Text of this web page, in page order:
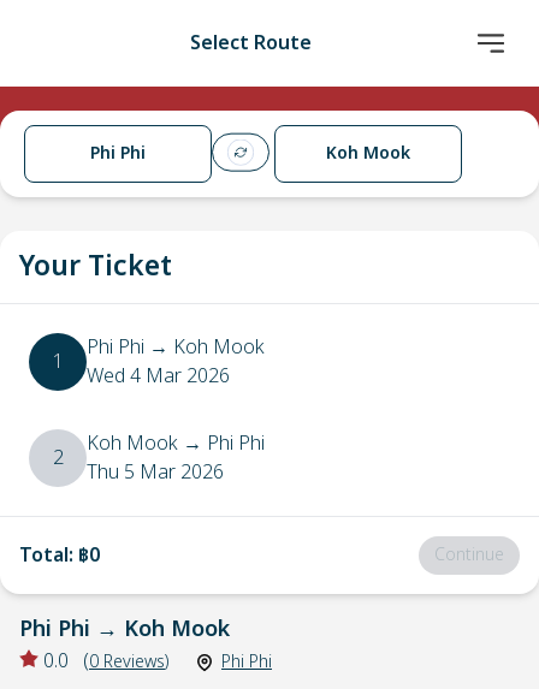
Select Route
Phi Phi Koh Mook
Your Ticket
1 Phi Phi → Koh Mook
Wed 4 Mar 2026
2 Koh Mook → Phi Phi
Thu 5 Mar 2026
Total: ฿0 Continue
Phi Phi → Koh Mook
0.0 (0 Reviews) Phi Phi